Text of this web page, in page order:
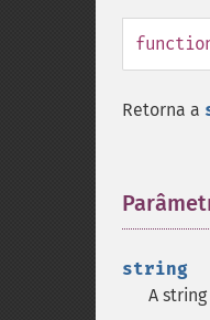
Retorna a
string
A